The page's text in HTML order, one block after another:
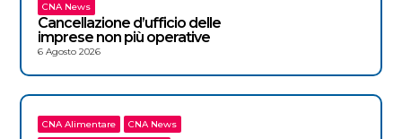
CNA News
Cancellazione d’ufficio delle
imprese non più operative
6 Agosto 2026
CNA Alimentare
CNA News